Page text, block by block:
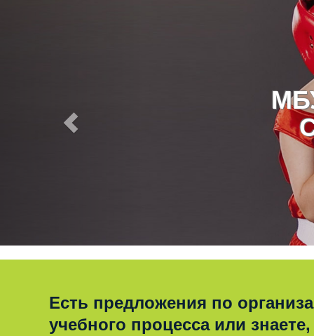
Есть предложения по
учебного процесса или знаете,